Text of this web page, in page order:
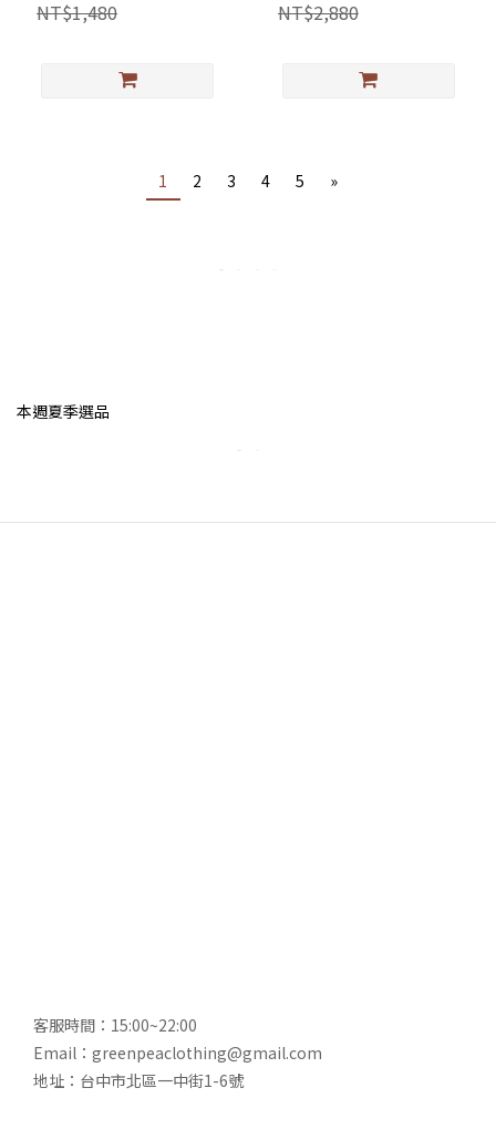
NT$1,480
NT$2,880
1 2 3 4 5 »
本週夏季選品
客服時間：15:00~22:00
Email：greenpeaclothing@gmail.com
地址：台中市北區一中街1-6號